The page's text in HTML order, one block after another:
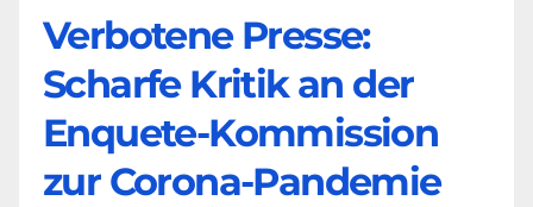
Verbotene Presse:
Scharfe Kritik an der
Enquete-Kommission
zur Corona-Pandemie